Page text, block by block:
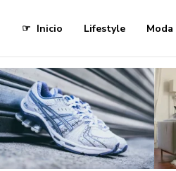
☞ Inicio Lifestyle Moda